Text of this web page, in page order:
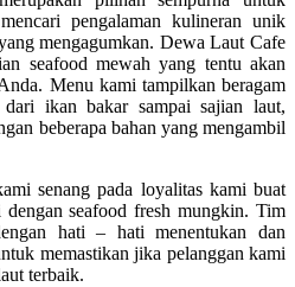
pengalaman kulineran unik
mengagumkan. Dewa Laut Cafe
seafood mewah yang tentu akan
Menu kami tampilkan beragam
ikan bakar sampai sajian laut,
beberapa bahan yang mengambil
senang pada loyalitas kami buat
dengan seafood fresh mungkin. Tim
hati – hati menentukan dan
memastikan jika pelanggan kami
terbaik.